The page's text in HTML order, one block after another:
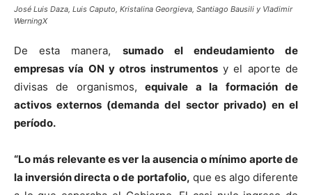
José Luis Daza, Luis Caputo, Kristalina Georgieva, Santiago Bausili y Vladimir
WerningX
De esta manera, sumado el endeudamiento de
empresas vía ON y otros instrumentosy el aporte de
divisas de organismos,equivale a la formación de
activos externos (demanda del sector privado) en el
período.
“Lo más relevante es ver la ausencia o mínimo aporte de
la inversión directa o de portafolio, que es algo diferente